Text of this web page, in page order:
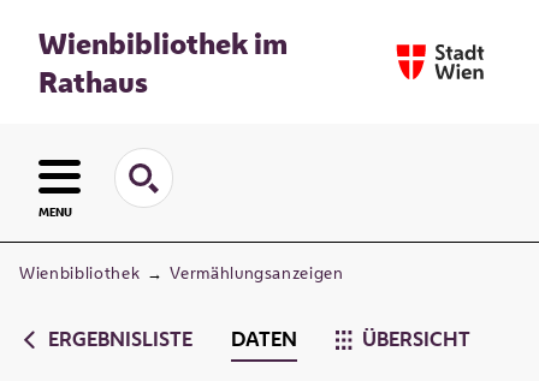
Wienbibliothek im
Rathaus
MENU
Wienbibliothek → Vermählungsanzeigen
ERGEBNISLISTE DATEN ÜBERSICHT